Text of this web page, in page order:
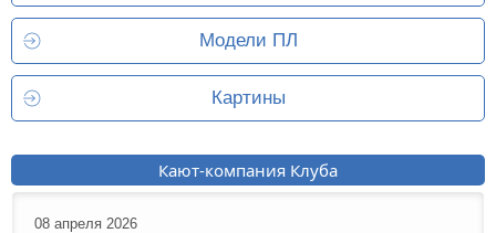
Модели ПЛ
Картины
Кают-компания Клуба
08 апреля 2026